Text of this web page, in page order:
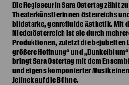
Die Regisseurin Sara Ostertag zählt
Theaterkünstlerinnen Österreichs
bildstarke, genrefluide Ästhetik. Mit
Niederösterreich ist sie durch
Produktionen, zuletzt die bejubelten
größere Hoffnung“ und
bringt Sara Ostertag mit dem
und eigens komponierter Musik
Jelinek auf die Bühne.